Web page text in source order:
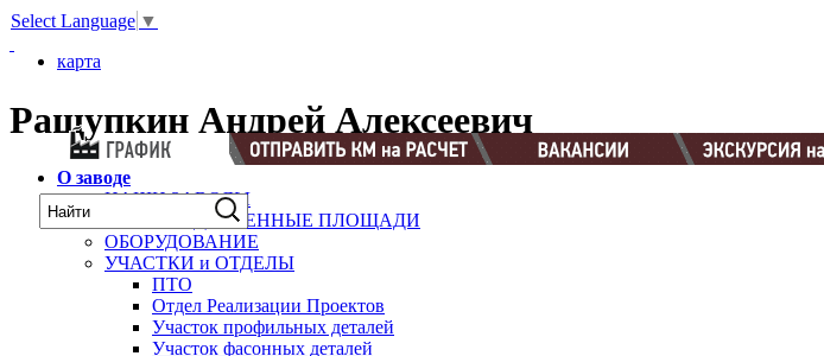
Select Language ▼
карта
Ращупкин Андрей Алексеевич
О заводе
НАШИ ЗАВОДЫ
ПРОИЗВОДСТВЕННЫЕ ПЛОЩАДИ
ОБОРУДОВАНИЕ
УЧАСТКИ и ОТДЕЛЫ
ПТО
Отдел Реализации Проектов
Участок профильных деталей
Участок фасонных деталей